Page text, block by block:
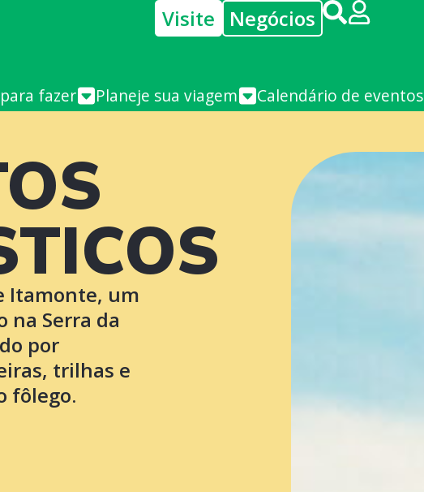
Visite Negócios
fazer Planeje sua viagem Calendário de eventos
Itamonte, um
na Serra da
por
trilhas e
fôlego.